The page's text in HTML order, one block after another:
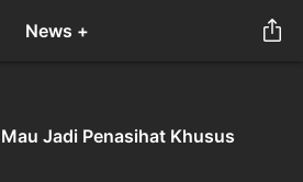
News +
Jadi Penasihat Khusus